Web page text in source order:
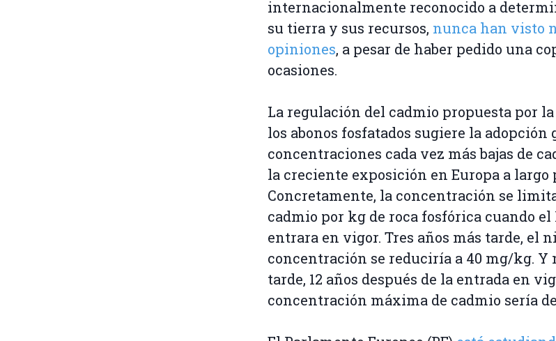
internacionalmente reconocido a
su tierra y sus recursos, nunca han visto
opiniones, a pesar de haber pedido una
ocasiones.
La regulación del cadmio propuesta por
los abonos fosfatados sugiere la adopción
concentraciones cada vez más bajas de
la creciente exposición en Europa a largo
Concretamente, la concentración se
cadmio por kg de roca fosfórica cuando el
entrara en vigor. Tres años más tarde, el
concentración se reduciría a 40 mg/kg. Y
tarde, 12 años después de la entrada en
concentración máxima de cadmio sería